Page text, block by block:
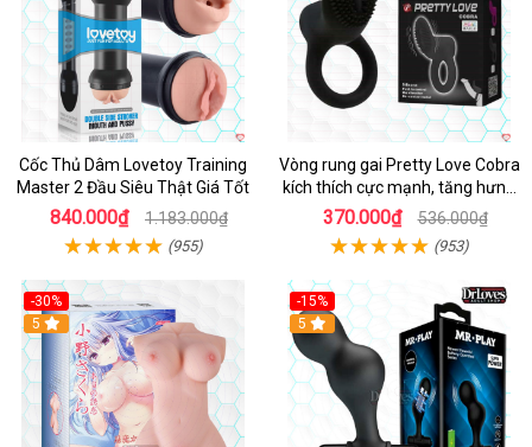
Cốc Thủ Dâm Lovetoy Training
Master 2 Đầu Siêu Thật Giá Tốt
840.000₫ 1.183.000₫
(955)
Vòng rung gai Pretty Love Cobra
kích thích cực mạnh, tăng hưng
phấn
370.000₫ 536.000₫
(953)
-30%
Hot
5
-15%
Hot
5